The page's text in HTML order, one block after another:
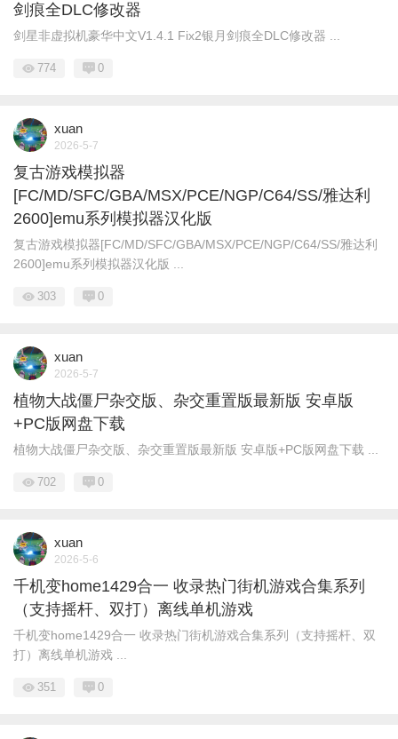
剑痕全DLC修改器
剑星非虚拟机豪华中文V1.4.1 Fix2银月剑痕全DLC修改器 ...
774 0
xuan
2026-5-7
复古游戏模拟器
[FC/MD/SFC/GBA/MSX/PCE/NGP/C64/SS/雅达利
2600]emu系列模拟器汉化版
复古游戏模拟器[FC/MD/SFC/GBA/MSX/PCE/NGP/C64/SS/雅达利
2600]emu系列模拟器汉化版 ...
303 0
xuan
2026-5-7
植物大战僵尸杂交版、杂交重置版最新版 安卓版
+PC版网盘下载
植物大战僵尸杂交版、杂交重置版最新版 安卓版+PC版网盘下载 ...
702 0
xuan
2026-5-6
千机变home1429合一 收录热门街机游戏合集系列
（支持摇杆、双打）离线单机游戏
千机变home1429合一 收录热门街机游戏合集系列（支持摇杆、双
打）离线单机游戏 ...
351 0